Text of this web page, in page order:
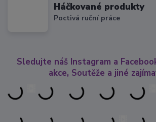
Háčkované produkty
Poctivá ruční práce
Sledujte náš Instagram a
akce, Soutěže a jiné